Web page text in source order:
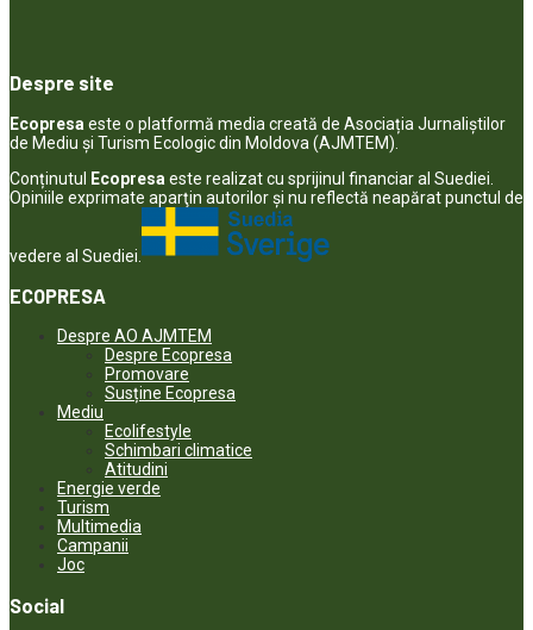
Despre site
Ecopresa este o platformă media creată de Asociația Jurnaliștilor
de Mediu și Turism Ecologic din Moldova (AJMTEM).
Conținutul Ecopresa este realizat cu sprijinul financiar al Suediei.
Opiniile exprimate aparţin autorilor şi nu reflectă neapărat punctul de
vedere al Suediei.
ECOPRESA
Despre AO AJMTEM
Despre Ecopresa
Promovare
Susține Ecopresa
Mediu
Ecolifestyle
Schimbari climatice
Atitudini
Energie verde
Turism
Multimedia
Campanii
Joc
Social